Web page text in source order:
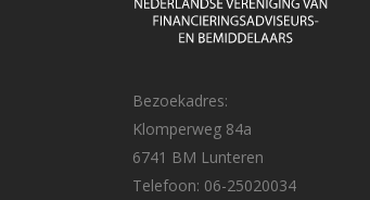
Bezoekadres:
Klomperweg 84a
6741 BM Lunteren
Telefoon: 06-25020034